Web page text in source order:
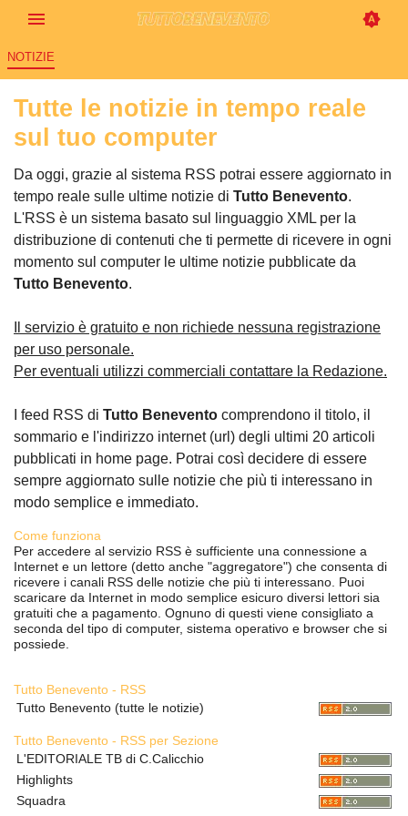
NOTIZIE
Tutte le notizie in tempo reale
sul tuo computer
Da oggi, grazie al sistema RSS potrai essere aggiornato in
tempo reale sulle ultime notizie di Tutto Benevento.
L'RSS è un sistema basato sul linguaggio XML per la
distribuzione di contenuti che ti permette di ricevere in ogni
momento sul computer le ultime notizie pubblicate da
Tutto Benevento.
Il servizio è gratuito e non richiede nessuna registrazione
per uso personale.
Per eventuali utilizzi commerciali contattare la Redazione.
I feed RSS di Tutto Benevento comprendono il titolo, il
sommario e l'indirizzo internet (url) degli ultimi 20 articoli
pubblicati in home page. Potrai così decidere di essere
sempre aggiornato sulle notizie che più ti interessano in
modo semplice e immediato.
Come funziona
Per accedere al servizio RSS è sufficiente una connessione a
Internet e un lettore (detto anche "aggregatore") che consenta di
ricevere i canali RSS delle notizie che più ti interessano. Puoi
scaricare da Internet in modo semplice esicuro diversi lettori sia
gratuiti che a pagamento. Ognuno di questi viene consigliato a
seconda del tipo di computer, sistema operativo e browser che si
possiede.
Tutto Benevento - RSS
Tutto Benevento (tutte le notizie)
Tutto Benevento - RSS per Sezione
L'EDITORIALE TB di C.Calicchio
Highlights
Squadra